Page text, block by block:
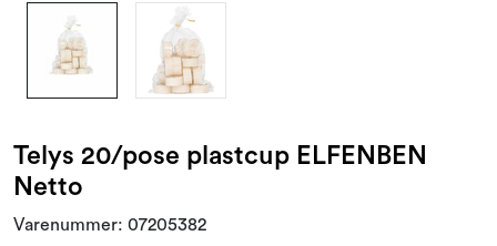
Telys 20/pose plastcup ELFENBEN
Netto
Varenummer: 07205382